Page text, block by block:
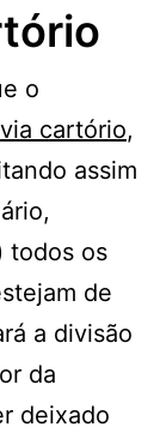
o
cartório,
assim
todos os
de
a divisão
da
deixado